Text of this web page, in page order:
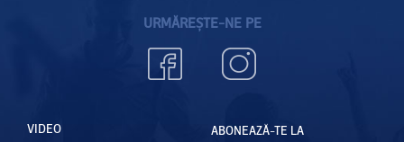
URMĂREȘTE-NE PE
VIDEO
ABONEAZĂ-TE LA